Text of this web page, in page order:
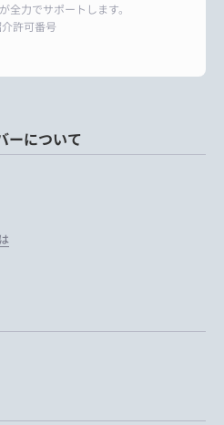
全力でサポートします。
許可番号
ーについて